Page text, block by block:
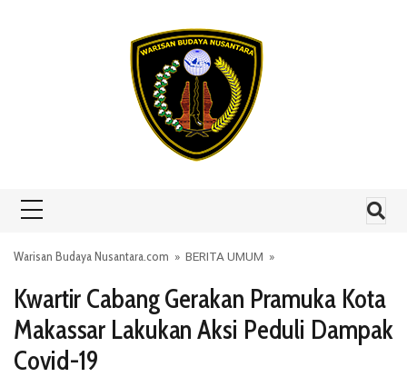
Warisan Budaya Nusantara.com » BERITA UMUM »
Kwartir Cabang Gerakan Pramuka Kota
Makassar Lakukan Aksi Peduli Dampak
Covid-19